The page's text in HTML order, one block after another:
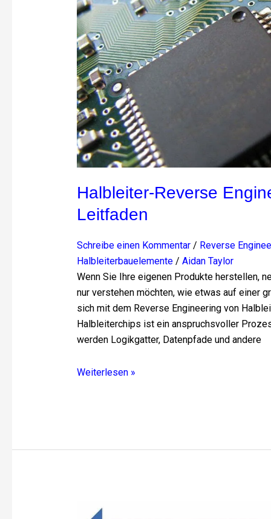
Halbleiter-Reverse
Leitfaden
Schreibe einen Kommentar / Reverse
Halbleiterbauelemente/ Aidan Taylor
Wenn Sie Ihre eigenen Produkte herstellen,
nur verstehen möchten, wie etwas auf einer
sich mit dem Reverse Engineering von
Halbleiterchips ist ein anspruchsvoller
werden Logikgatter, Datenpfade und andere
Weiterlesen »
Reverse